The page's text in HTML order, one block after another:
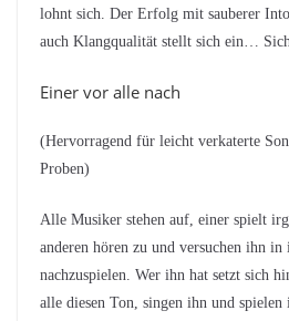
lohnt sich. Der Erfolg mit sauberer
auch Klangqualität stellt sich ein…
Einer vor alle nach
(Hervorragend für leicht verkaterte
Proben)
Alle Musiker stehen auf, einer spielt
anderen hören zu und versuchen ihn in
nachzuspielen. Wer ihn hat setzt sich
alle diesen Ton, singen ihn und spielen